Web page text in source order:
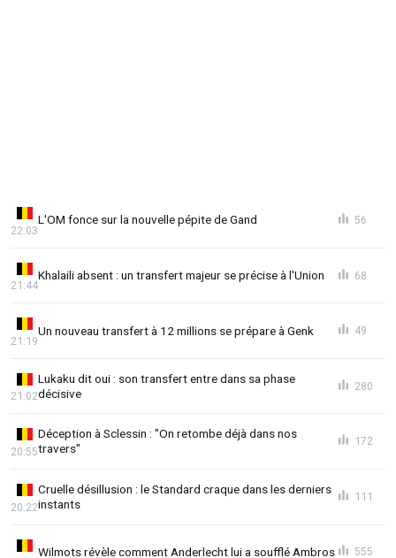
L'OM fonce sur la nouvelle pépite de Gand
22:03
56
Khalaili absent : un transfert majeur se précise à l'Union
21:44
68
Un nouveau transfert à 12 millions se prépare à Genk
21:19
49
Lukaku dit oui : son transfert entre dans sa phase
décisive
21:02
280
Déception à Sclessin : "On retombe déjà dans nos
travers"
20:55
172
Cruelle désillusion : le Standard craque dans les derniers
instants
20:22
111
Wilmots révèle comment Anderlecht lui a soufflé Ambros 555